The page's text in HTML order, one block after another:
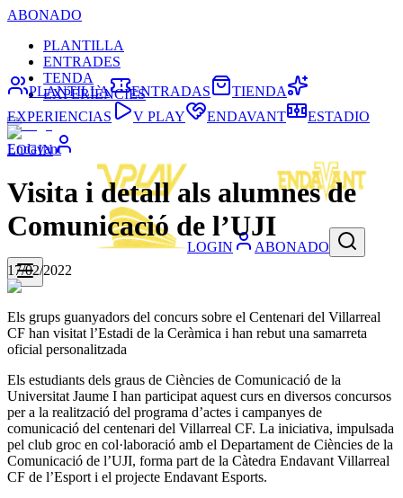
ABONADO
PLANTILLA
ENTRADES
TENDA
EXPERIÈNCIES
LOGIN
LOGIN ABONADO
PLANTILLA ENTRADAS
TIENDA
EXPERIENCIAS
V PLAY ENDAVANT ESTADIO
Endavant
Visita i detall als alumnes de
Comunicació de l’UJI
17/02/2022
Els grups guanyadors del concurs sobre el Centenari del Villarreal
CF han visitat l’Estadi de la Ceràmica i han rebut una samarreta
oficial personalitzada
Els estudiants dels graus de Ciències de Comunicació de la
Universitat Jaume I han participat aquest curs en diversos concursos
per a la realització del programa d’actes i campanyes de
comunicació del centenari del Villarreal CF. La iniciativa, impulsada
pel club groc en col·laboració amb el Departament de Ciències de la
Comunicació de l’UJI, forma part de la Càtedra Endavant Villarreal
CF de l’Esport i el projecte Endavant Esports.